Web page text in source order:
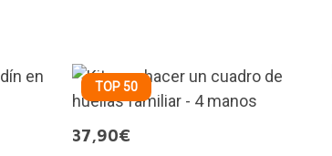
TOP 50
37,90€